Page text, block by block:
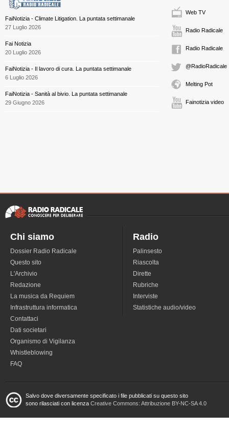
FaiNotizia - Climate Litigation. La puntata settimanale
27 Luglio 2026
Fai Notizia
20 Luglio 2026
FaiNotizia - Il lavoro di cura. La puntata settimanale
6 Luglio 2026
FaiNotizia - Sanità al bivio. La puntata settimanale
29 Giugno 2026
Web TV
Radio Radicale
Radio Radicale
@RadioRadicale
Melting Pot
Fainotizia video
Chi siamo
Dossier Radio Radicale
Questo sito
L'Archivio
Redazione
La musica da Requiem
Infrastruttura informatica
Contattaci
Dati societari
Organismo di Vigilanza
Whistleblowing
FAQ
Radio
Palinsesto
Riascolta
Dirette
Rubriche
Interviste
Statistiche audio/video
Salvo dove diversamente specificato i file pubblicati su questo sito
sono rilasciati con licenza Creative Commons: Attribuzione BY-NC-SA 4.0